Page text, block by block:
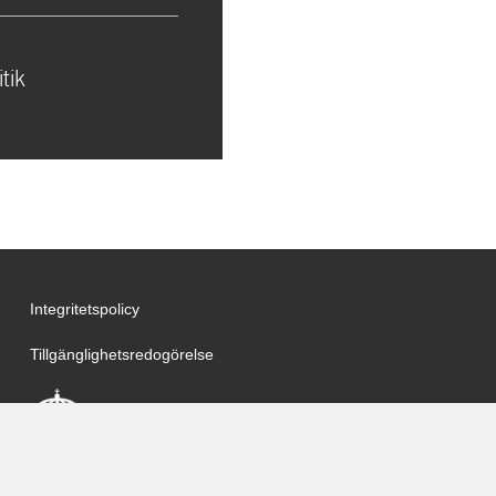
Integritetspolicy
Tillgänglighetsredogörelse